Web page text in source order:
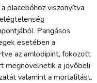
placebóhoz viszonyítva
Pangásos
esetében a
az amlodipint, fokozott
megnövelhetik a jövőbeli
valamint a mortalitást.